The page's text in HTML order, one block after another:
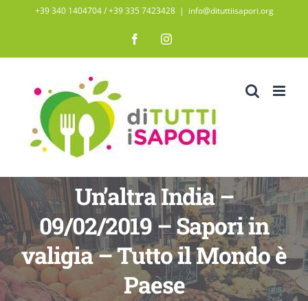
contenuto
+39 340 1404704 / ‭+39 335 7423428‬ | info@dituttiisapori.org
FacebookInstagram
Un’altra India –
09/02/2019 – Sapori in
valigia – Tutto il Mondo è
Paese